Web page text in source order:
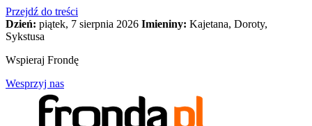
Przejdź do treści
Dzień: piątek, 7 sierpnia 2026 Imieniny: Kajetana, Doroty,
Sykstusa
Wspieraj Frondę
Wesprzyj nas